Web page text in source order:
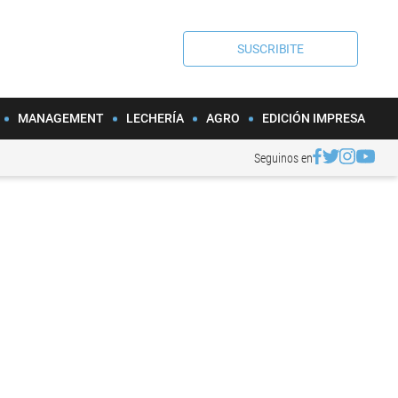
SUSCRIBITE
MANAGEMENT LECHERÍA AGRO EDICIÓN IMPRESA
Seguinos en